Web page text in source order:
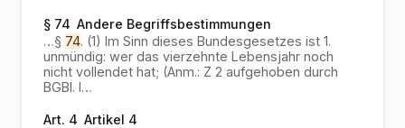
§ 74 Andere Begriffsbestimmungen
…§ 74. (1) Im Sinn dieses Bundesgesetzes ist 1.
unmündig: wer das vierzehnte Lebensjahr noch
nicht vollendet hat; (Anm.: Z 2 aufgehoben durch
BGBl. I…
Art. 4 Artikel 4